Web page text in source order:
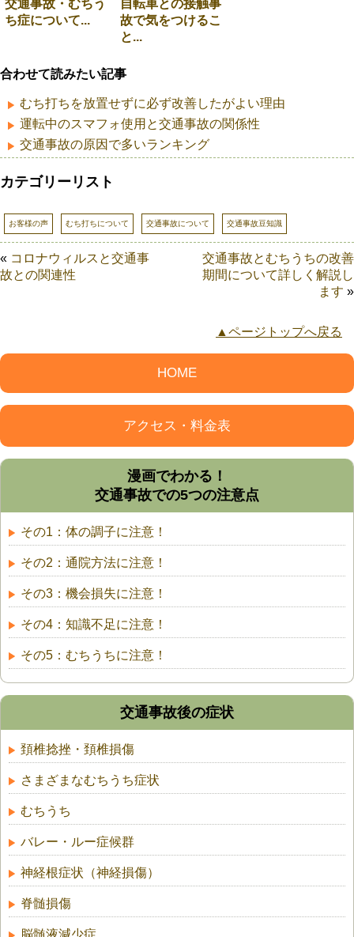
交通事故・むちう
ち症について...
自転車との接触事
故で気をつけるこ
と...
合わせて読みたい記事
むち打ちを放置せずに必ず改善したがよい理由
運転中のスマフォ使用と交通事故の関係性
交通事故の原因で多いランキング
カテゴリーリスト
お客様の声 むち打ちについて 交通事故について 交通事故豆知識
« コロナウィルスと交通事
故との関連性
交通事故とむちうちの改善
期間について詳しく解説し
ます »
▲ページトップへ戻る
HOME
アクセス・料金表
漫画でわかる！
交通事故での5つの注意点
その1：体の調子に注意！
その2：通院方法に注意！
その3：機会損失に注意！
その4：知識不足に注意！
その5：むちうちに注意！
交通事故後の症状
頚椎捻挫・頚椎損傷
さまざまなむちうち症状
むちうち
バレー・ルー症候群
神経根症状（神経損傷）
脊髄損傷
脳髄液減少症